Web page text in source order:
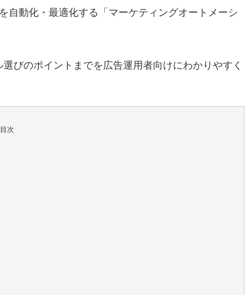
自動化・最適化する「マーケティングオートメーシ
びのポイントまでを広告運用者向けにわかりやすく
目次